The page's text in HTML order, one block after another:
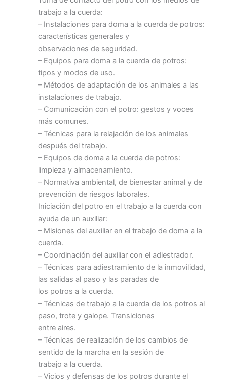
trabajo a la cuerda:
– Instalaciones para doma a la cuerda de potros:
características generales y
observaciones de seguridad.
– Equipos para doma a la cuerda de potros:
tipos y modos de uso.
– Métodos de adaptación de los animales a las
instalaciones de trabajo.
– Comunicación con el potro: gestos y voces
más comunes.
– Técnicas para la relajación de los animales
después del trabajo.
– Equipos de doma a la cuerda de potros:
limpieza y almacenamiento.
– Normativa ambiental, de bienestar animal y de
prevención de riesgos laborales.
Iniciación del potro en el trabajo a la cuerda con
ayuda de un auxiliar:
– Misiones del auxiliar en el trabajo de doma a la
cuerda.
– Coordinación del auxiliar con el adiestrador.
– Técnicas para adiestramiento de la inmovilidad,
las salidas al paso y las paradas de
los potros a la cuerda.
– Técnicas de trabajo a la cuerda de los potros al
paso, trote y galope. Transiciones
entre aires.
– Técnicas de realización de los cambios de
sentido de la marcha en la sesión de
trabajo a la cuerda.
– Vicios y defensas de los potros durante el